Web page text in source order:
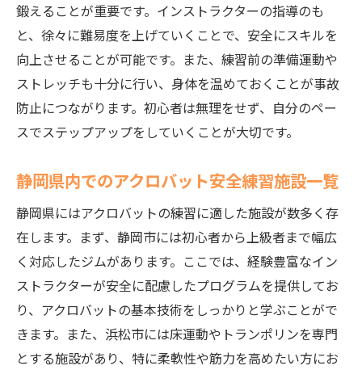
鍛えることが重要です。インストラクターの指導のも
と、徐々に難易度を上げていくことで、安全にスキルを
向上させることが可能です。また、練習前の準備運動や
ストレッチも十分に行い、身体を温めておくことが事故
防止につながります。初心者は無理をせず、自分のペー
スでステップアップをしていくことが大切です。
静岡県内でのアクロバット安全練習施設一覧
静岡県にはアクロバットの練習に適した施設が数多く存
在します。まず、静岡市には初心者から上級者まで幅広
く対応したジムがあります。ここでは、経験豊富なイン
ストラクターが安全に配慮したプログラムを提供してお
り、アクロバットの基本技術をしっかりと学ぶことがで
きます。また、浜松市には床運動やトランポリンを専門
とする施設があり、特に柔軟性や筋力を高めたい方にお